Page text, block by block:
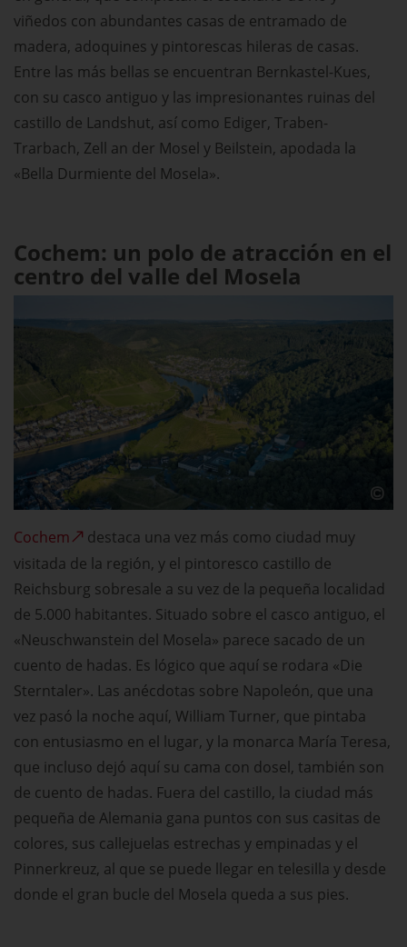
viñedos con abundantes casas de entramado de
madera, adoquines y pintorescas hileras de casas.
Entre las más bellas se encuentran Bernkastel-Kues,
con su casco antiguo y las impresionantes ruinas del
castillo de Landshut, así como Ediger, Traben-
Trarbach, Zell an der Mosel y Beilstein, apodada la
«Bella Durmiente del Mosela».
Cochem: un polo de atracción en el
centro del valle del Mosela
Cochem
destaca una vez más como ciudad muy
visitada de la región, y el pintoresco castillo de
Reichsburg sobresale a su vez de la pequeña localidad
de 5.000 habitantes. Situado sobre el casco antiguo, el
«Neuschwanstein del Mosela» parece sacado de un
cuento de hadas. Es lógico que aquí se rodara «Die
Sterntaler». Las anécdotas sobre Napoleón, que una
vez pasó la noche aquí, William Turner, que pintaba
con entusiasmo en el lugar, y la monarca María Teresa,
que incluso dejó aquí su cama con dosel, también son
de cuento de hadas. Fuera del castillo, la ciudad más
pequeña de Alemania gana puntos con sus casitas de
colores, sus callejuelas estrechas y empinadas y el
Pinnerkreuz, al que se puede llegar en telesilla y desde
donde el gran bucle del Mosela queda a sus pies.